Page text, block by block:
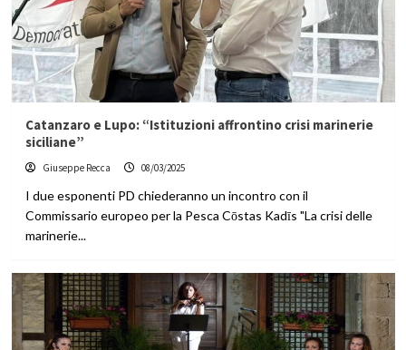
Catanzaro e Lupo: “Istituzioni affrontino crisi marinerie
siciliane”
Giuseppe Recca 08/03/2025
I due esponenti PD chiederanno un incontro con il
Commissario europeo per la Pesca Cōstas Kadīs "La crisi delle
marinerie...